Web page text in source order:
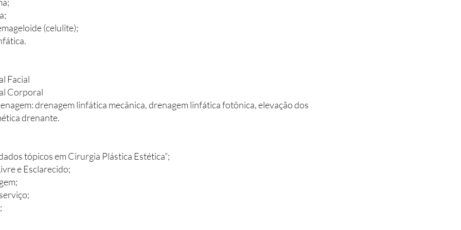
(celulite);
Facial
Corporal
drenagem linfática mecânica, drenagem linfática fotônica, elevação dos
drenante.
tópicos em Cirurgia Plástica Estética”;
e Esclarecido;